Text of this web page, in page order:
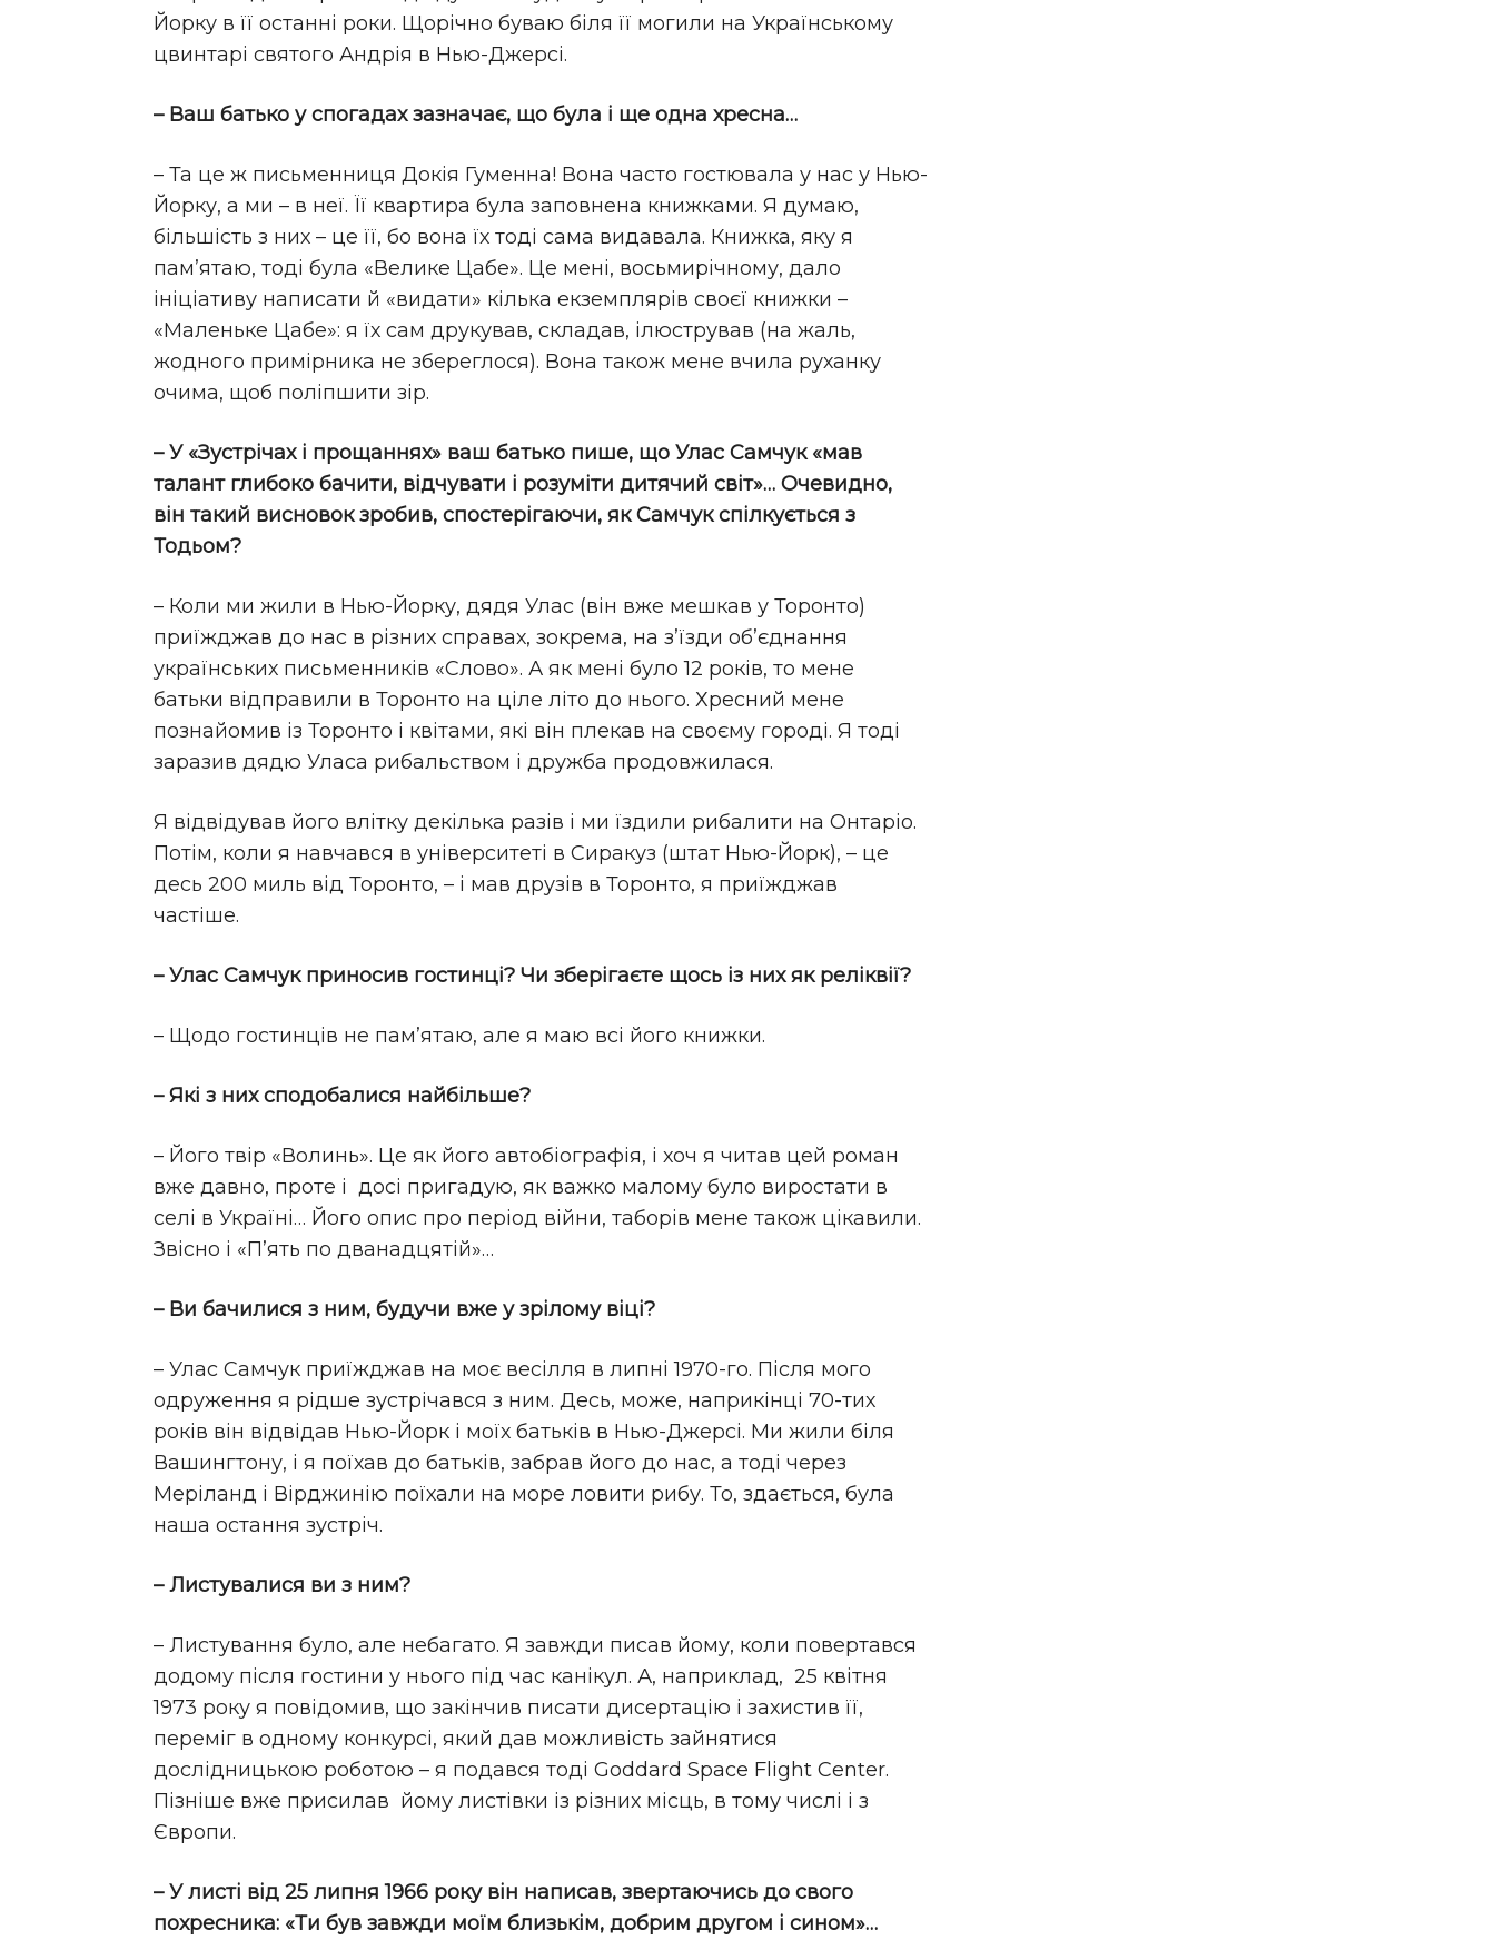
Йорку в її останні роки. Щорічно буваю біля її могили на Українському
цвинтарі святого Андрія в Нью-Джерсі.
– Ваш батько у спогадах зазначає, що була і ще одна хресна…
– Та це ж письменниця Докія Гуменна! Вона часто гостювала у нас у Нью-
Йорку, а ми – в неї. Її квартира була заповнена книжками. Я думаю,
більшість з них – це її, бо вона їх тоді сама видавала. Книжка, яку я
пам’ятаю, тоді була «Велике Цабе». Це мені, восьмирічному, дало
ініціативу написати й «видати» кілька екземплярів своєї книжки –
«Маленьке Цабе»: я їх сам друкував, складав, ілюстрував (на жаль,
жодного примірника не збереглося). Вона також мене вчила руханку
очима, щоб поліпшити зір.
– У «Зустрічах і прощаннях» ваш батько пише, що Улас Самчук «мав
талант глибоко бачити, відчувати і розуміти дитячий світ»… Очевидно,
він такий висновок зробив, спостерігаючи, як Самчук спілкується з
Тодьом?
– Коли ми жили в Нью-Йорку, дядя Улас (він вже мешкав у Торонто)
приїжджав до нас в різних справах, зокрема, на з’їзди об’єднання
українських письменників «Слово». А як мені було 12 років, то мене
батьки відправили в Торонто на ціле літо до нього. Хресний мене
познайомив із Торонто і квітами, які він плекав на своєму городі. Я тоді
заразив дядю Уласа рибальством і дружба продовжилася.
Я відвідував його влітку декілька разів і ми їздили рибалити на Онтаріо.
Потім, коли я навчався в університеті в Сиракуз (штат Нью-Йорк), – це
десь 200 миль від Торонто, – і мав друзів в Торонто, я приїжджав
частіше.
– Улас Самчук приносив гостинці? Чи зберігаєте щось із них як реліквії?
– Щодо гостинців не пам’ятаю, але я маю всі його книжки.
– Які з них сподобалися найбільше?
– Його твір «Волинь». Це як його автобіографія, і хоч я читав цей роман
вже давно, проте і досі пригадую, як важко малому було виростати в
селі в Україні… Його опис про період війни, таборів мене також цікавили.
Звісно і «П’ять по дванадцятій»…
– Ви бачилися з ним, будучи вже у зрілому віці?
– Улас Самчук приїжджав на моє весілля в липні 1970-го. Після мого
одруження я рідше зустрічався з ним. Десь, може, наприкінці 70-тих
років він відвідав Нью-Йорк і моїх батьків в Нью-Джерсі. Ми жили біля
Вашингтону, і я поїхав до батьків, забрав його до нас, а тоді через
Меріланд і Вірджинію поїхали на море ловити рибу. То, здається, була
наша остання зустріч.
– Листувалися ви з ним?
– Листування було, але небагато. Я завжди писав йому, коли повертався
додому після гостини у нього під час канікул. А, наприклад, 25 квітня
1973 року я повідомив, що закінчив писати дисертацію і захистив її,
переміг в одному конкурсі, який дав можливість зайнятися
дослідницькою роботою – я подався тоді Goddard Space Flight Center.
Пізніше вже присилав йому листівки із різних місць, в тому числі і з
Європи.
– У листі від 25 липня 1966 року він написав, звертаючись до свого
похресника: «Ти був завжди моїм близькім, добрим другом і сином»…